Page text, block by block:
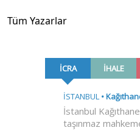
Tüm Yazarlar